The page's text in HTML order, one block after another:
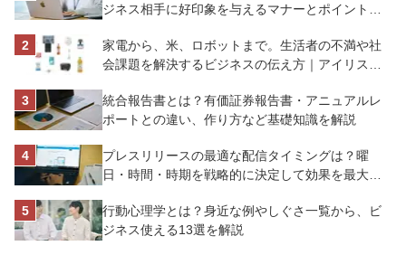
ジネス相手に好印象を与えるマナーとポイントを
家電から、米、ロボットまで。生活者の不満や社
会課題を解決するビジネスの伝え方｜アイリスオ
統合報告書とは？有価証券報告書・アニュアルレ
ポートとの違い、作り方など基礎知識を解説
プレスリリースの最適な配信タイミングは？曜
日・時間・時期を戦略的に決定して効果を最大化
行動心理学とは？身近な例やしぐさ一覧から、ビ
ジネス使える13選を解説